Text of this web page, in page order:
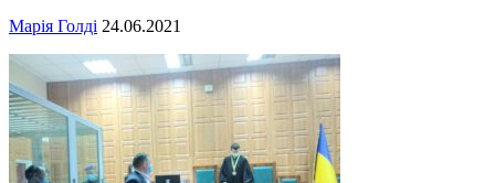
Марія Голді 24.06.2021